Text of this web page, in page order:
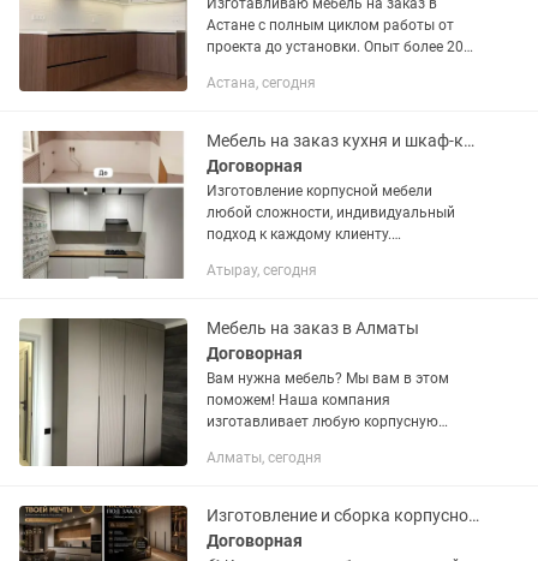
Изготавливаю мебель на заказ в
Астане с полным циклом работы от
проекта до установки. Опыт более 20
Проектирование выполняется в
точным расчетом...
Астана, сегодня
Мебель на заказ кухня и шкаф-купе гардеробы
Договорная
Изготовление корпусной мебели
любой сложности, индивидуальный
подход к каждому клиенту.
материалов и фурнитуры Выезд
звонку...
Атырау, сегодня
Мебель на заказ в Алматы
Договорная
Вам нужна мебель? Мы вам в этом
поможем! Наша компания
изготавливает любую корпусную
- шкафы, гардеробные; - прихожие; -
торговое...
Алматы, сегодня
Изготовление и сборка корпусной мебели
Договорная